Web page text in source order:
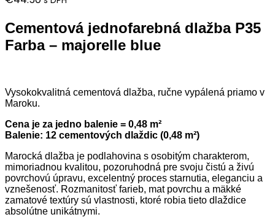
Cementová jednofarebná dlažba P35
Farba – majorelle blue
Vysokokvalitná cementová dlažba, ručne vypálená priamo v
Maroku.
Cena je za jedno balenie = 0,48 m²
Balenie: 12 cementových dlaždic (0,48 m²)
Marocká dlažba je podlahovina s osobitým charakterom,
mimoriadnou kvalitou, pozoruhodná pre svoju čistú a živú
povrchovú úpravu, excelentný proces starnutia, eleganciu a
vznešenosť. Rozmanitosť farieb, mat povrchu a mäkké
zamatové textúry sú vlastnosti, ktoré robia tieto dlaždice
absolútne unikátnymi.